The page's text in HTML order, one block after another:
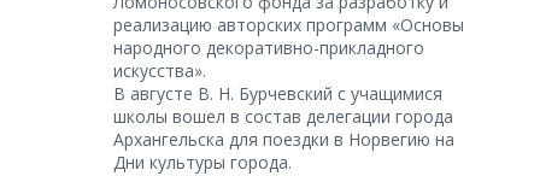
реализацию авторских программ «Основы
народного декоративно-прикладного
искусства».
В августе В. Н. Бурчевский с учащимися
школы вошел в состав делегации города
Архангельска для поездки в Норвегию на
Дни культуры города.